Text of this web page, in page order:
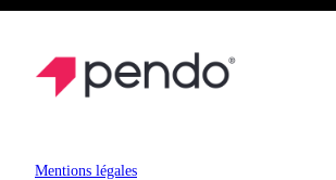
Mentions légales